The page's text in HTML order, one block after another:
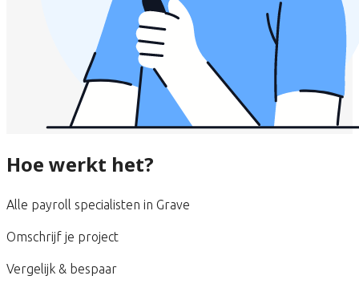
Hoe werkt het?
Alle payroll specialisten in Grave
Omschrijf je project
Vergelijk & bespaar